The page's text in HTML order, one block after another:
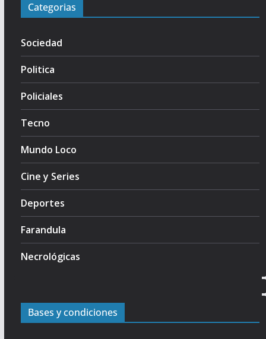
Categorias
Sociedad
Politica
Policiales
Tecno
Mundo Loco
Cine y Series
Deportes
Farandula
Necrológicas
Bases y condiciones